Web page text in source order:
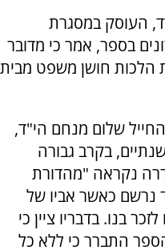
העוסק במסגרת
בספר, אמר כי מדובר
הלכות חושן משפט מבית
שלום מנחם הי"ד,
בקרב גבורה
נקראה "מהדורת
נרשם כאשר אביו של
בנו. בדבריו ציין כי
התברר כי ללא כל